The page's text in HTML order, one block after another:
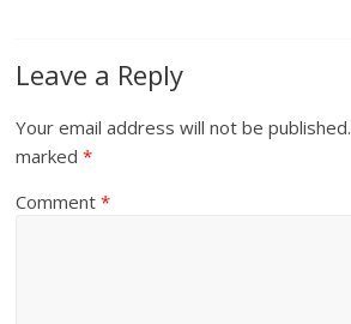
Leave a Reply
Your email address will not be published.
marked*
Comment*